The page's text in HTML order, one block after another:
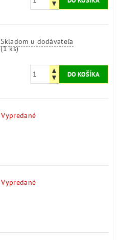
Skladom u dodávateľa
(1 ks)
Vypredané
Vypredané